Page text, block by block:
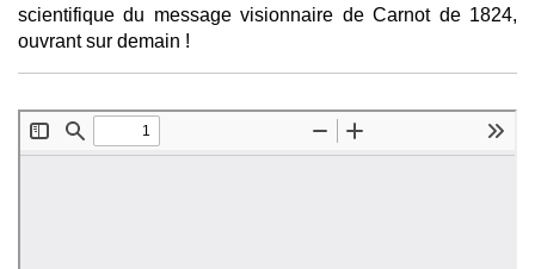
scientifique du message visionnaire de Carnot de 1824,
ouvrant sur demain !